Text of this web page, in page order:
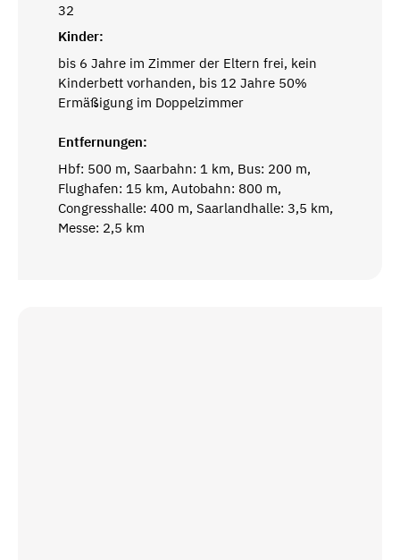
32
Kinder:
bis 6 Jahre im Zimmer der Eltern frei, kein
Kinderbett vorhanden, bis 12 Jahre 50%
Ermäßigung im Doppelzimmer
Entfernungen:
Hbf: 500 m, Saarbahn: 1 km, Bus: 200 m,
Flughafen: 15 km, Autobahn: 800 m,
Congresshalle: 400 m, Saarlandhalle: 3,5 km,
Messe: 2,5 km